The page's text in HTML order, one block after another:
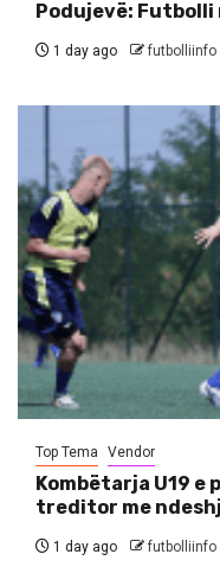
Podujevë: Futbolli
1 day ago futbolliinfo
Top Tema Vendor
Kombëtarja U19
treditor me
1 day ago futbolliinfo